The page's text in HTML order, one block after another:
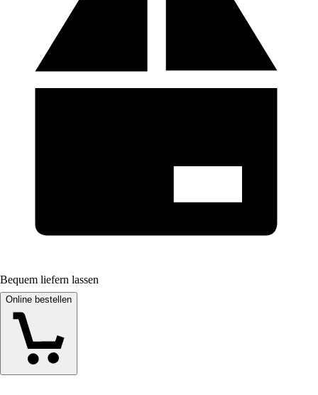
Bequem liefern lassen
Online bestellen